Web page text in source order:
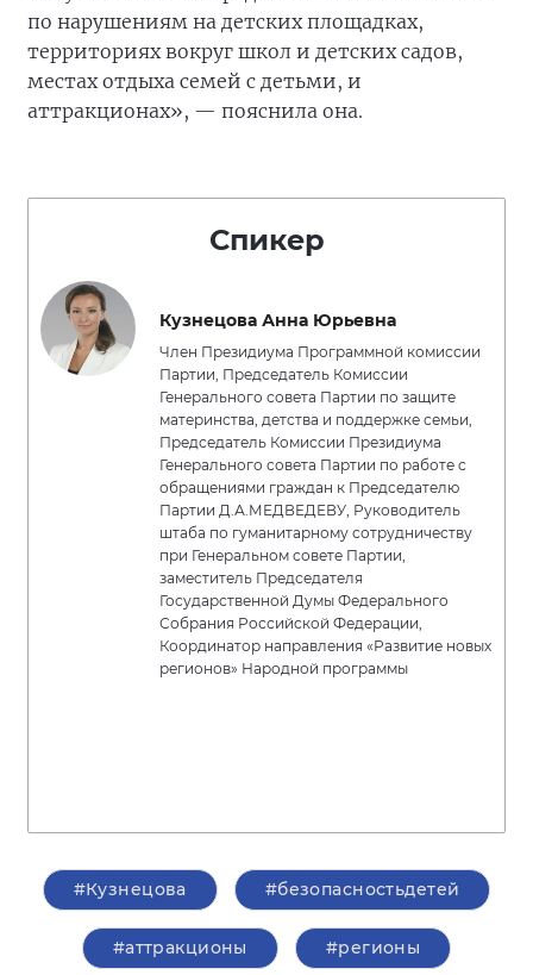
по нарушениям на детских площадках,
территориях вокруг школ и детских садов,
местах отдыха семей с детьми, и
аттракционах», — пояснила она.
Спикер
Кузнецова Анна Юрьевна
Член Президиума Программной комиссии
Партии, Председатель Комиссии
Генерального совета Партии по защите
материнства, детства и поддержке семьи,
Председатель Комиссии Президиума
Генерального совета Партии по работе с
обращениями граждан к Председателю
Партии Д.А.МЕДВЕДЕВУ, Руководитель
штаба по гуманитарному сотрудничеству
при Генеральном совете Партии,
заместитель Председателя
Государственной Думы Федерального
Собрания Российской Федерации,
Координатор направления «Развитие новых
регионов» Народной программы
#Кузнецова #безопасностьдетей
#аттракционы #регионы